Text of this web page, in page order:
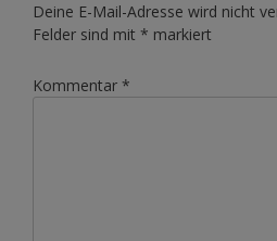
Deine E-Mail-Adresse wird nicht
Felder sind mit * markiert
Kommentar *